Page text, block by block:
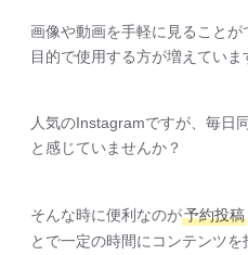
画像や動画を手軽に見ること
目的で使用する方が増えていま
人気のInstagramですが、毎日
と感じていませんか？
そんな時に便利なのが予約投稿
とで一定の時間にコンテンツ